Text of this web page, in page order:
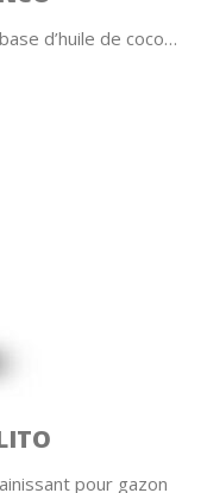
d’huile de coco…
pour gazon